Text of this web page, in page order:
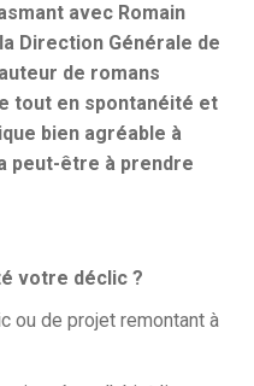
avec Romain
Direction Générale de
de romans
tout en spontanéité et
bien agréable à
peut-être à prendre
votre déclic ?
ou de projet remontant à